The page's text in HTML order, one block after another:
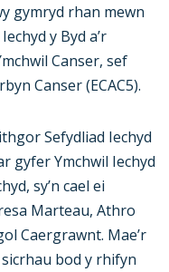
gymryd rhan mewn
y Byd a’r
Canser, sef
Canser (ECAC5).
Sefydliad Iechyd
gyfer Ymchwil Iechyd
sy’n cael ei
Marteau, Athro
Caergrawnt. Mae’r
bod y rhifyn